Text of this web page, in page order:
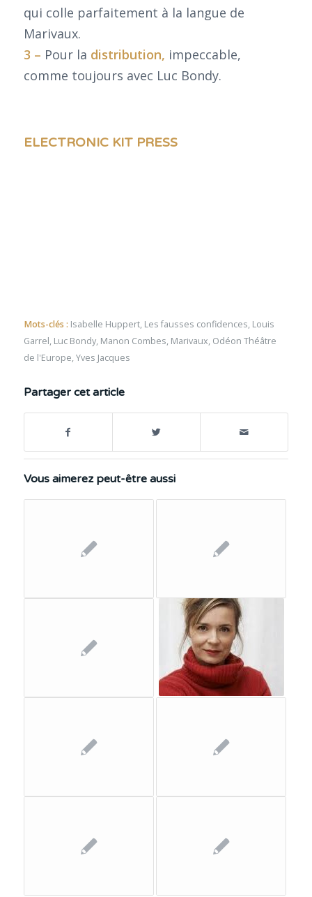
qui colle parfaitement à la langue de
Marivaux.
3 – Pour la distribution, impeccable,
comme toujours avec Luc Bondy.
ELECTRONIC KIT PRESS
Mots-clés : Isabelle Huppert, Les fausses confidences, Louis
Garrel, Luc Bondy, Manon Combes, Marivaux, Odéon Théâtre
de l'Europe,Yves Jacques
Partager cet article
Vous aimerez peut-être aussi